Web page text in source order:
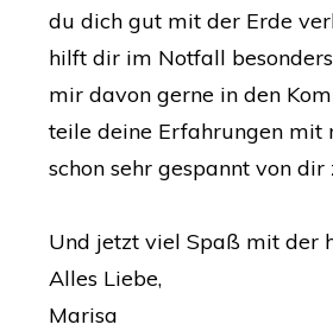
du dich gut mit der Erde
hilft dir im Notfall
mir davon gerne in den
teile deine Erfahrungen mit
schon sehr gespannt von dir
Und jetzt viel Spaß mit der
Alles Liebe,
Marisa